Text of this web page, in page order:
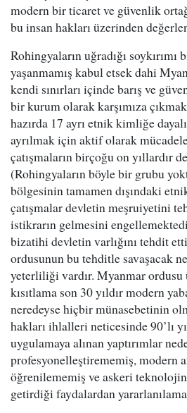
modern bir ticaret ve güvenlik
bu insan hakları üzerinden
Rohingyaların uğradığı
yaşanmamış kabul etsek dahi
kendi sınırları içinde barış ve
bir kurum olarak karşımıza
hazırda 17 ayrı etnik kimliğe
ayrılmak için aktif olarak
çatışmaların birçoğu on yıllardır
(Rohingyaların böyle bir grubu
bölgesinin tamamen dışındaki
çatışmalar devletin meşruiyetini
istikrarın gelmesini
bizatihi devletin varlığını tehdit
ordusunun bu tehditle savaşacak
yeterliliği vardır. Myanmar
kısıtlama son 30 yıldır modern
neredeyse hiçbir münasebetinin
hakları ihlalleri neticesinde 90’lı
uygulamaya alınan yaptırımlar
profesyonelleştirememiş, modern
öğrenilememiş ve askeri
getirdiği faydalardan